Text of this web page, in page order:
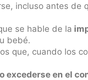
incluso antes
se hable de la
bebé.
que, cuando los
excederse en el